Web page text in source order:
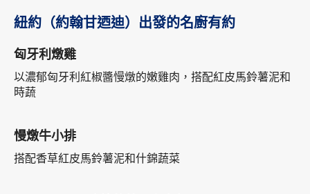
紐約（約翰甘迺迪）出發的名廚有約
匈牙利燉雞
以濃郁匈牙利紅椒醬慢燉的嫩雞肉，搭配紅皮馬鈴薯泥和
時蔬
慢燉牛小排
搭配香草紅皮馬鈴薯泥和什錦蔬菜